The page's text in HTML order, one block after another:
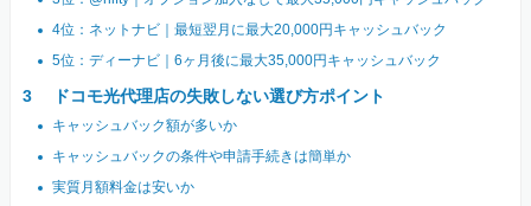
4位：ネットナビ｜最短翌月に最大20,000円キャッシュバック
5位：ディーナビ｜6ヶ月後に最大35,000円キャッシュバック
ドコモ光代理店の失敗しない選び方ポイント
キャッシュバック額が多いか
キャッシュバックの条件や申請手続きは簡単か
実質月額料金は安いか